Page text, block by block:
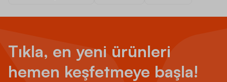
Tıkla, en yeni ürünleri
hemen keşfetmeye başla!